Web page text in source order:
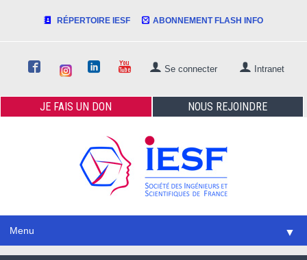
RÉPERTOIRE IESF ABONNEMENT FLASH INFO
Se connecter Intranet
JE FAISUN DON NOUS REJOINDRE
Menu ▼